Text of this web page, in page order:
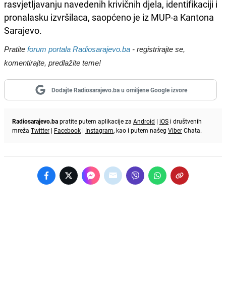
rasvjetljavanju navedenih krivičnih djela, identifikaciji i
pronalasku izvršilaca, saopćeno je iz MUP-a Kantona
Sarajevo.
Pratite forum portala Radiosarajevo.ba - registrirajte se,
komentirajte, predlažite teme!
Dodajte Radiosarajevo.ba u omiljene Google izvore
Radiosarajevo.bapratite putem aplikacije za Android | iOS i društvenih
mreža Twitter | Facebook | Instagram, kao i putem našeg ViberChata.